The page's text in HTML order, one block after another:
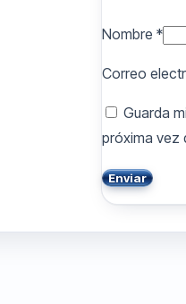
Nombre*
Correo
Guarda
próxima vez